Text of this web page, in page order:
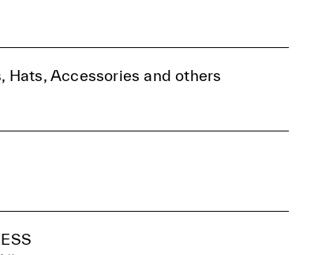
Hats, Accessories and others